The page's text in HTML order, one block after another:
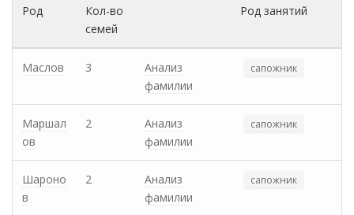
Род
Кол-во
семей
Род занятий
Маслов 3
Анализ
фамилии
сапожник
Маршал
ов
2
Анализ
фамилии
сапожник
Шароно
в
2
Анализ
фамилии
сапожник